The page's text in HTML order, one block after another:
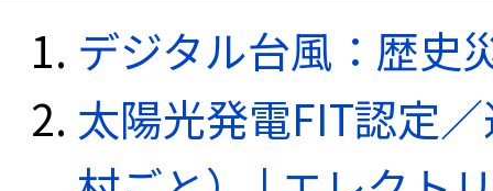
デジタル台風：歴史
太陽光発電FIT認定